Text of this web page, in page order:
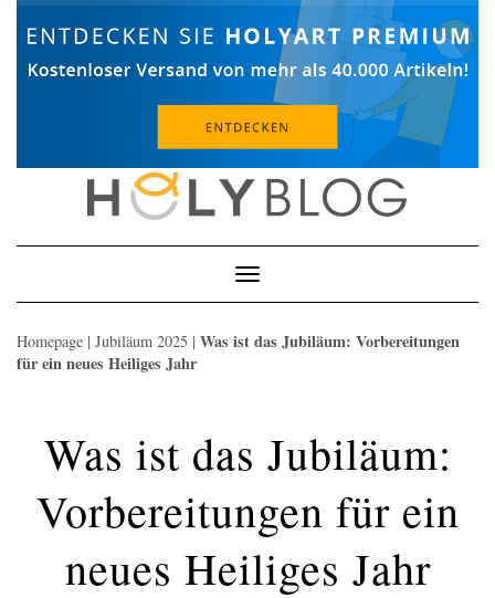
Toggle
Navigation
Homepage | Jubiläum 2025 | Was ist das Jubiläum: Vorbereitungen
für ein neues Heiliges Jahr
Was ist das Jubiläum:
Vorbereitungen für ein
neues Heiliges Jahr